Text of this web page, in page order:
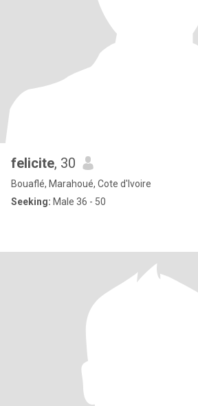
felicite, 30
Bouaflé, Marahoué, Cote d'Ivoire
Seeking: Male 36 - 50